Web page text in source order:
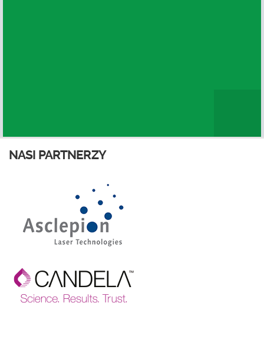
NASI PARTNERZY